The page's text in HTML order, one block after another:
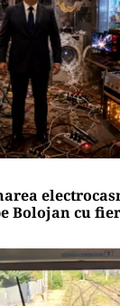
Bolojan cu